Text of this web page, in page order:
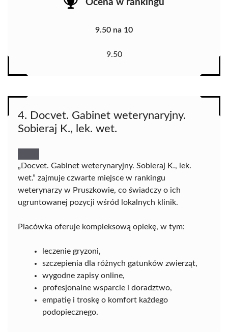
Ocena w rankingu
9.50 na 10
9.50
4. Docvet. Gabinet weterynaryjny.
Sobieraj K., lek. wet.
„Docvet. Gabinet weterynaryjny. Sobieraj K., lek.
wet.” zajmuje czwarte miejsce w rankingu
weterynarzy w Pruszkowie, co świadczy o ich
ugruntowanej pozycji wśród lokalnych klinik.
Placówka oferuje kompleksową opiekę, w tym:
leczenie gryzoni,
szczepienia dla różnych gatunków zwierząt,
wygodne zapisy online,
profesjonalne wsparcie i doradztwo,
empatię i troskę o komfort każdego
podopiecznego.